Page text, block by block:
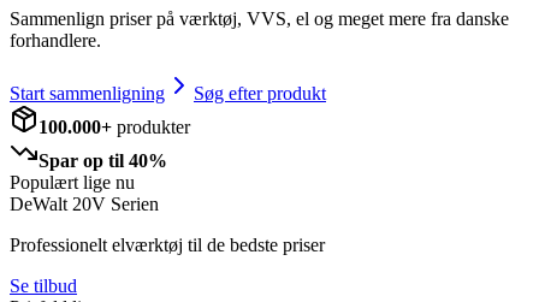
Sammenlign priser på værktøj, VVS, el og meget mere fra danske
forhandlere.
Start sammenligning
Søg efter produkt
100.000+ produkter
Spar op til 40%
Populært lige nu
DeWalt 20V Serien
Professionelt elværktøj til de bedste priser
Se tilbud